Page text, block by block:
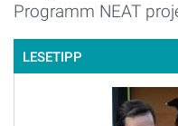
Programm NEAT
LESETIPP